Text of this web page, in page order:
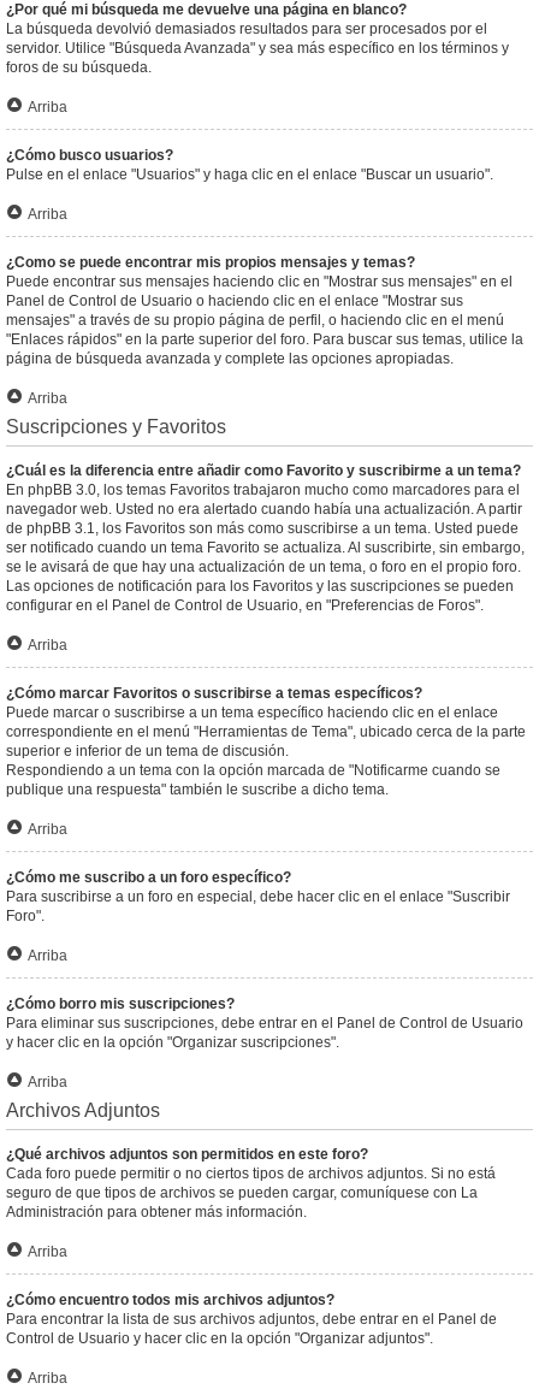
¿Por qué mi búsqueda me devuelve una página en blanco?
La búsqueda devolvió demasiados resultados para ser procesados por el
servidor. Utilice "Búsqueda Avanzada" y sea más específico en los términos y
foros de su búsqueda.
Arriba
¿Cómo busco usuarios?
Pulse en el enlace "Usuarios" y haga clic en el enlace "Buscar un usuario".
Arriba
¿Como se puede encontrar mis propios mensajes y temas?
Puede encontrar sus mensajes haciendo clic en "Mostrar sus mensajes" en el
Panel de Control de Usuario o haciendo clic en el enlace "Mostrar sus
mensajes" a través de su propio página de perfil, o haciendo clic en el menú
"Enlaces rápidos" en la parte superior del foro. Para buscar sus temas, utilice la
página de búsqueda avanzada y complete las opciones apropiadas.
Arriba
Suscripciones y Favoritos
¿Cuál es la diferencia entre añadir como Favorito y suscribirme a un tema?
En phpBB 3.0, los temas Favoritos trabajaron mucho como marcadores para el
navegador web. Usted no era alertado cuando había una actualización. A partir
de phpBB 3.1, los Favoritos son más como suscribirse a un tema. Usted puede
ser notificado cuando un tema Favorito se actualiza. Al suscribirte, sin embargo,
se le avisará de que hay una actualización de un tema, o foro en el propio foro.
Las opciones de notificación para los Favoritos y las suscripciones se pueden
configurar en el Panel de Control de Usuario, en "Preferencias de Foros".
Arriba
¿Cómo marcar Favoritos o suscribirse a temas específicos?
Puede marcar o suscribirse a un tema específico haciendo clic en el enlace
correspondiente en el menú "Herramientas de Tema", ubicado cerca de la parte
superior e inferior de un tema de discusión.
Respondiendo a un tema con la opción marcada de "Notificarme cuando se
publique una respuesta" también le suscribe a dicho tema.
Arriba
¿Cómo me suscribo a un foro específico?
Para suscribirse a un foro en especial, debe hacer clic en el enlace "Suscribir
Foro".
Arriba
¿Cómo borro mis suscripciones?
Para eliminar sus suscripciones, debe entrar en el Panel de Control de Usuario
y hacer clic en la opción "Organizar suscripciones".
Arriba
Archivos Adjuntos
¿Qué archivos adjuntos son permitidos en este foro?
Cada foro puede permitir o no ciertos tipos de archivos adjuntos. Si no está
seguro de que tipos de archivos se pueden cargar, comuníquese con La
Administración para obtener más información.
Arriba
¿Cómo encuentro todos mis archivos adjuntos?
Para encontrar la lista de sus archivos adjuntos, debe entrar en el Panel de
Control de Usuario y hacer clic en la opción "Organizar adjuntos".
Arriba